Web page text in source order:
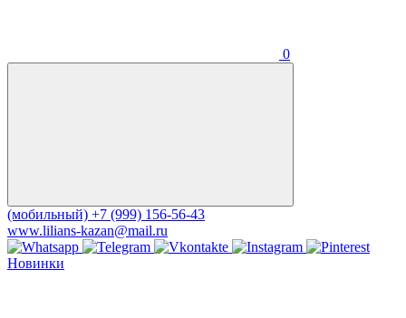
0
(мобильный) +7 (999) 156-56-43
www.lilians-kazan@mail.ru
Новинки